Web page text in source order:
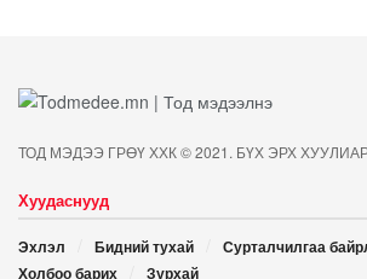
ТОД МЭДЭЭ ГРӨҮ ХХК © 2021. БҮХ ЭРХ
Хуудаснууд
Эхлэл Бидний тухай
Сурталчилгаа
Холбоо барих
Зурхай